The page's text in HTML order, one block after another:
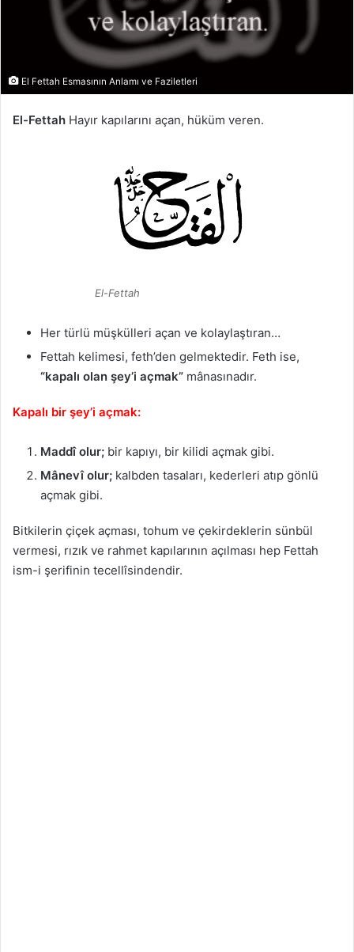
El Fettah Esmasının Anlamı ve Faziletleri
El-Fettah Hayır kapılarını açan, hüküm veren.
El-Fettah
Her türlü müşkülleri açan ve kolaylaştıran…
Fettah kelimesi, feth’den gelmektedir. Feth ise,
“kapalı olan şey’i açmak” mânasınadır.
Kapalı bir şey’i açmak:
Maddî olur; bir kapıyı, bir kilidi açmak gibi.
Mânevî olur; kalbden tasaları, kederleri atıp gönlü
açmak gibi.
Bitkilerin çiçek açması, tohum ve çekirdeklerin sünbül
vermesi, rızık ve rahmet kapılarının açılması hep Fettah
ism-i şerifinin tecellîsindendir.